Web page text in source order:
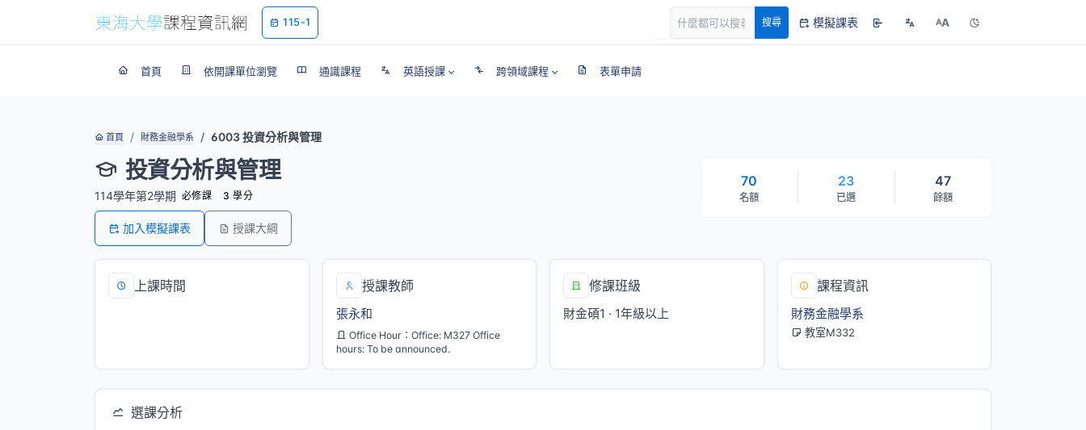
115-1 搜尋 模擬課表 AA
首頁 依開課單位瀏覽 通識課程 英語授課 跨領域課程 表單申請
首頁 財務金融學系 6003 投資分析與管理
投資分析與管理
114學年第2學期 必修課 3 學分
加入模擬課表 授課大綱
70
名額
23
已選
47
餘額
上課時間 授課教師
張永和
Office Hour：Office: M327 Office
hours: To be announced.
修課班級
財金碩1 · 1年級以上
課程資訊
財務金融學系
教室M332
選課分析